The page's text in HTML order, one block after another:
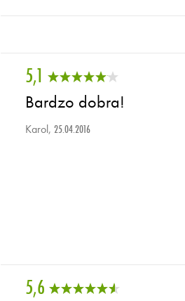
5,1
Bardzo dobra!
Karol, 25.04.2016
5,6